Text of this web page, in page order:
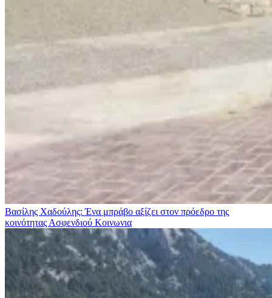
Βασίλης Χαδούλης: Ένα μπράβο αξίζει στον πρόεδρο της
κοινότητας Ασφενδιού Κοινωνια